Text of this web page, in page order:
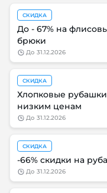
СКИДКА
До - 67% на
брюки
до 31.12.2026
СКИДКА
Хлопковые
низким ценам
до 31.12.2026
СКИДКА
-66% скидки на
до 31.12.2026